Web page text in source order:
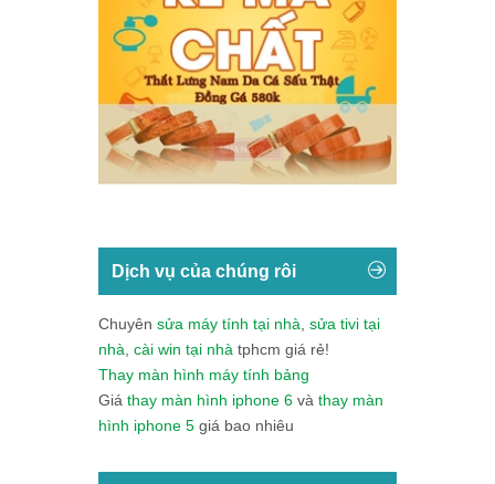
Dịch vụ của chúng rôi
Chuyên sửa máy tính tại nhà sửa tivi tại
nhà cài win tại nhà tphcm giá rẻ!
Thay màn hình máy tính bảng
Giá thay màn hình iphone 6 và thay màn
hình iphone 5 giá bao nhiêu